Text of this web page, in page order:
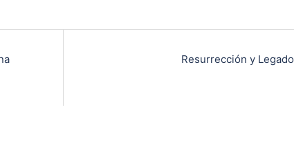
Resurrección y Legado